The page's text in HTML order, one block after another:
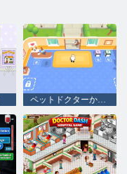
ペットドクターかわいい動物